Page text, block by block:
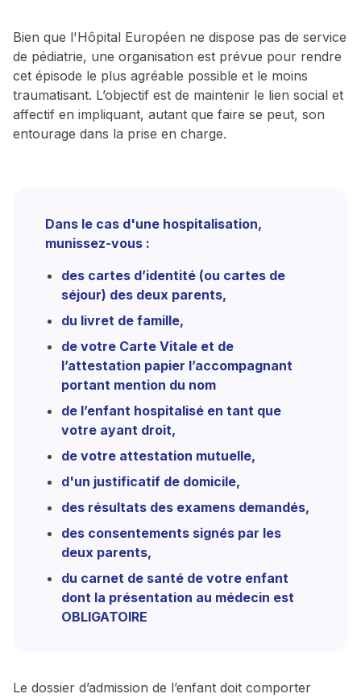
Bien que l'Hôpital Européen ne dispose pas de service
de pédiatrie, une organisation est prévue pour rendre
cet épisode le plus agréable possible et le moins
traumatisant. L’objectif est de maintenir le lien social et
affectif en impliquant, autant que faire se peut, son
entourage dans la prise en charge.
Dans le cas d'une hospitalisation,
munissez-vous :
des cartes d’identité (ou cartes de
séjour) des deux parents,
du livret de famille,
de votre Carte Vitale et de
l’attestation papier l’accompagnant
portant mention du nom
de l’enfant hospitalisé en tant que
votre ayant droit,
de votre attestation mutuelle,
d'un justificatif de domicile,
des résultats des examens demandés,
des consentements signés par les
deux parents,
du carnet de santé de votre enfant
dont la présentation au médecin est
OBLIGATOIRE
Le dossier d’admission de l’enfant doit comporter